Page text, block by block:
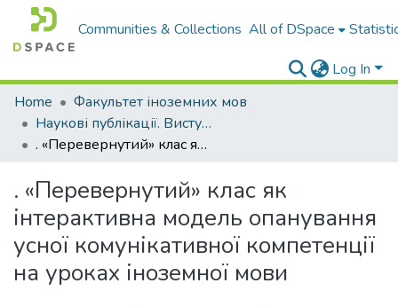
Communities & Collections All of DSpace
Log In
Home
Факультет іноземних мов
Наукові публікації. Виступи
. «Перевернутий» клас як інтерактивна модель опанування усної комунікативної компетенції на уроках іноземної мови
. «Перевернутий» клас як
інтерактивна модель опанування
усної комунікативної компетенції
на уроках іноземної мови